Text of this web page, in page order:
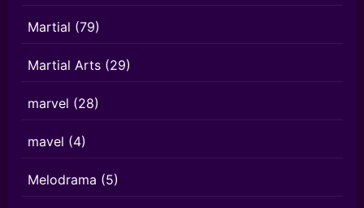
Martial (79)
Martial Arts (29)
marvel (28)
mavel (4)
Melodrama (5)